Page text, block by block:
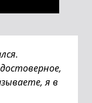
я в